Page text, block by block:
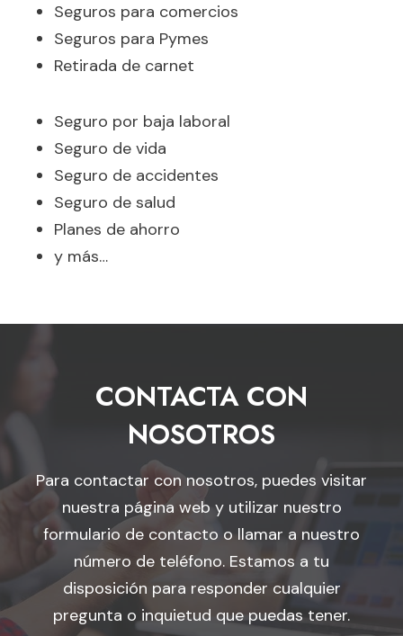
Seguros para comercios
Seguros para Pymes
Retirada de carnet
Seguro por baja laboral
Seguro de vida
Seguro de accidentes
Seguro de salud
Planes de ahorro
y más…
CONTACTA CON
NOSOTROS
Para contactar con nosotros, puedes visitar
nuestra página web y utilizar nuestro
formulario de contacto o llamar a nuestro
número de teléfono. Estamos a tu
disposición para responder cualquier
pregunta o inquietud que puedas tener.